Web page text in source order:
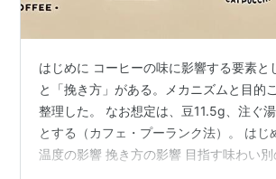
はじめに コーヒーの味に影響する要素と
と「挽き方」がある。メカニズムと目的
整理した。 なお想定は、豆11.5g、注ぐ
とする（カフェ・プーランク法）。 はじ
温度の影響 挽き方の影響 目指す味わい